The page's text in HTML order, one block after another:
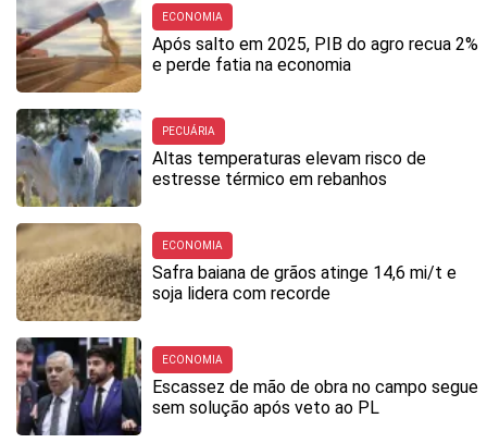
ECONOMIA
Após salto em 2025, PIB do agro recua 2%
e perde fatia na economia
PECUÁRIA
Altas temperaturas elevam risco de
estresse térmico em rebanhos
ECONOMIA
Safra baiana de grãos atinge 14,6 mi/t e
soja lidera com recorde
ECONOMIA
Escassez de mão de obra no campo segue
sem solução após veto ao PL